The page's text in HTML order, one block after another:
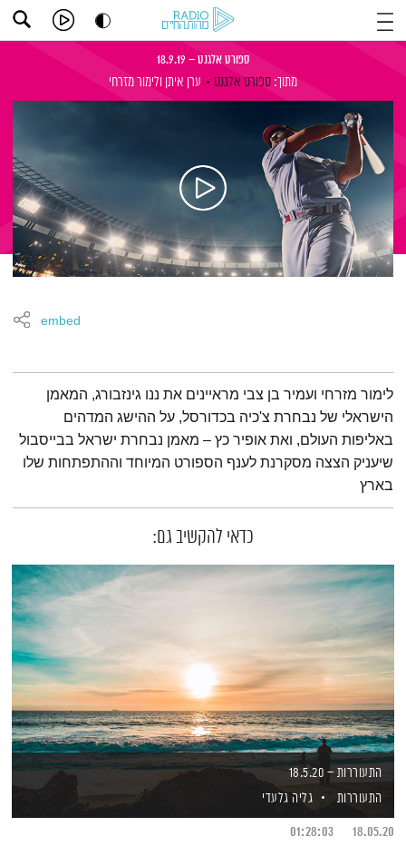
ספורט אלגנט – 18.9.19
מתוך: ספורט אלגנט ערן איתן ולימור מזרחי
embed
תמצית הפודקאסט
לימור מזרחי ועמיר בן צבי מראיינים את ננו גינזבורג, המאמן
הישראלי של נבחרת צ'כיה בכדורסל, על ההישג המדהים
באליפות העולם, ואת אופיר כץ – מאמן נבחרת ישראל בבייסבול
שיעניק הצצה מסקרנת לענף הספורט המיוחד וההתפתחות שלו
בארץ
כדאי להקשיב גם:
התעוררות – 18.5.20
התעוררות
גליה גלעדי
18.05.20
01:28:03